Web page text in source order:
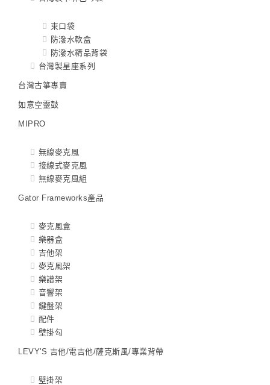
束口袋
防潑水軟盒
防潑水精品背袋
台灣製星座系列
台灣古箏專賣
如意空靈鼓
MIPRO
無線麥克風
接線式麥克風
無線麥克風組
Gator Frameworks產品
麥克風盒
樂器盒
吉他架
麥克風架
樂譜架
音響架
鍵盤架
配件
壁掛勾
LEVY'S 吉他/電吉他/薩克斯風/專業背帶
壁掛架